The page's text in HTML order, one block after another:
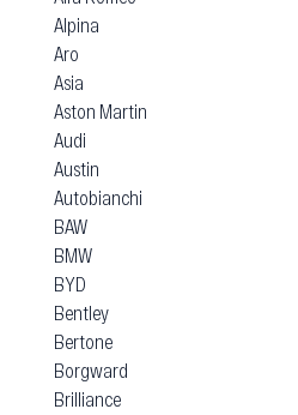
Alpina
Aro
Asia
Aston Martin
Audi
Austin
Autobianchi
BAW
BMW
BYD
Bentley
Bertone
Borgward
Brilliance